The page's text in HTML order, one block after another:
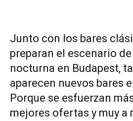
Junto con los bares
preparan el escenario
nocturna en Budapest,
aparecen nuevos bares
Porque se esfuerzan
mejores ofertas y muy a